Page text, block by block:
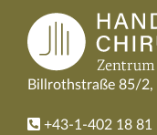
Billrothstraße 85/2,
+43-1-402 18 81